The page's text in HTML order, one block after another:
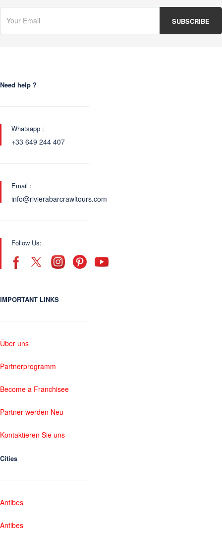
Need help ?
Whatsapp :
+33 649 244 407
Email :
info@rivierabarcrawltours.com
Follow Us:
IMPORTANT LINKS
Über uns
Partnerprogramm
Become a Franchisee
Partner werden Neu
Kontaktieren Sie uns
Cities
Antibes
Antibes